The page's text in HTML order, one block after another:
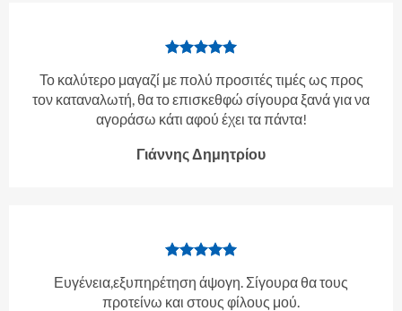
Το καλύτερο μαγαζί με πολύ προσιτές τιμές ως προς
τον καταναλωτή, θα το επισκεθφώ σίγουρα ξανά για να
αγοράσω κάτι αφού έχει τα πάντα!
Γιάννης Δημητρίου
Ευγένεια,εξυπηρέτηση άψογη. Σίγουρα θα τους
προτείνω και στους φίλους μού.